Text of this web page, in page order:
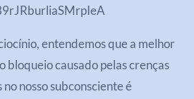
entendemos que a melhor
bloqueio causado pelas crenças
nosso subconsciente é